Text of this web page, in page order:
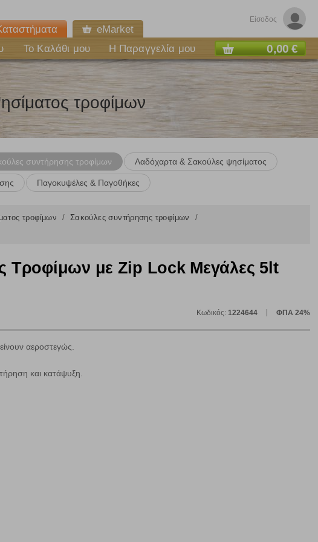
Είσοδος
eMarket
Το Καλάθι μου Η Παραγγελία μου 0,00 €
τροφίμων
συντήρησης τροφίμων Λαδόχαρτα & Σακούλες ψησίματος
Παγοκυψέλες & Παγοθήκες
τροφίμων
Σακούλες συντήρησης τροφίμων
Τροφίμων με Zip Lock Μεγάλες 5lt
Κωδικός: 1224644 ΦΠΑ 24%
αεροστεγώς.
και κατάψυξη.
την περιήγησή σας, οι οποίες είναι μη εξατομικευμένες και σπάνια
τα οποία, μέσω του προγράμματος περιήγησης εγκαθίστανται στον
ή, εφ΄ όσον το επιλέξετε, απομνημονεύοντας τις προτιμήσεις
τη δυνατότητα να επιλέξετε τις λοιπές κατηγορίες κάνοντας κλικ στο